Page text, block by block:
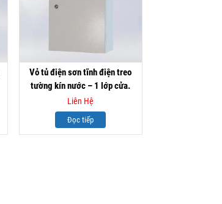
Vỏ tủ điện sơn tĩnh điện treo
tường kín nước – 1 lớp cửa.
Liên Hệ
Đọc tiếp